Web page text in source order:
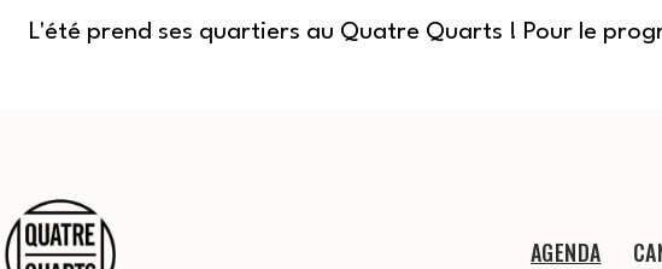
L'été prend ses quartiers au Quatre Quarts ! Pour le
contenu
AGENDA